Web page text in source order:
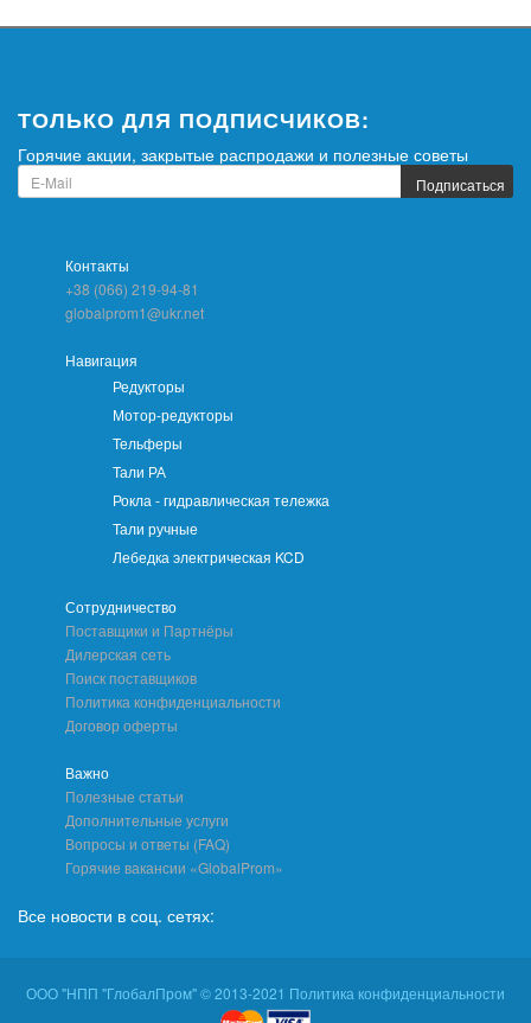
ТОЛЬКО ДЛЯ ПОДПИСЧИКОВ:
Горячие акции, закрытые распродажи и полезные советы
Подписаться
Контакты
+38 (066) 219-94-81
globalprom1@ukr.net
Навигация
Редукторы
Мотор-редукторы
Тельферы
Тали РА
Рокла - гидравлическая тележка
Тали ручные
Лебедка электрическая KCD
Сотрудничество
Поставщики и Партнёры
Дилерская сеть
Поиск поставщиков
Политика конфиденциальности
Договор оферты
Важно
Полезные статьи
Дополнительные услуги
Вопросы и ответы (FAQ)
Горячие вакансии «GlobalProm»
Все новости в соц. сетях:
ООО "НПП "ГлобалПром" © 2013-2021 Политика конфиденциальности